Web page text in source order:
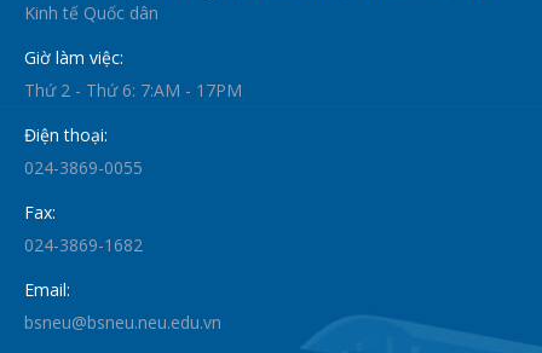
Kinh tế Quốc dân
Giờ làm việc:
Thứ 2 - Thứ 6: 7:AM - 17PM
Điện thoại:
024-3869-0055
Fax:
024-3869-1682
Email:
bsneu@bsneu.neu.edu.vn